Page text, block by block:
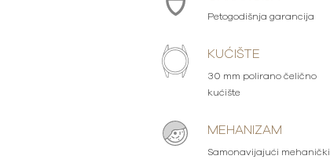
Petogodišnja garancija
KUĆIŠTE
30 mm polirano čelično
kućište
MEHANIZAM
Samonavijajući mehanički